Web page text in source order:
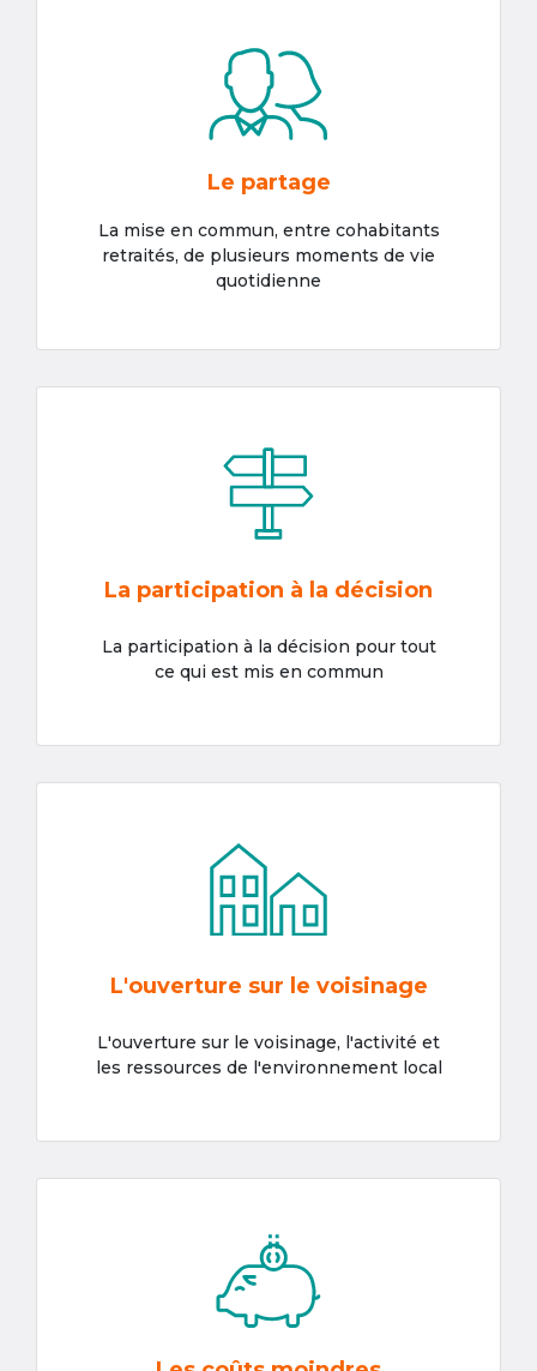
Le partage
La mise en commun, entre cohabitants
retraités, de plusieurs moments de vie
quotidienne
La participation à la décision
La participation à la décision pour tout
ce qui est mis en commun
L'ouverture sur le voisinage
L'ouverture sur le voisinage, l'activité et
les ressources de l'environnement local